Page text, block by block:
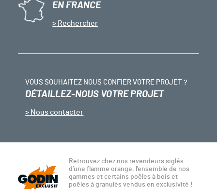
EN FRANCE
Rechercher
VOUS SOUHAITEZ NOUS CONFIER VOTRE PROJET ?
DÉTAILLEZ-NOUS VOTRE PROJET
Nous contacter
Retrouvez chez nos revendeurs siglés
d’une flamme orange, l’ensemble de nos
gammes et certains poêles à bois et
poêles à granulés vendus en exclusivité !